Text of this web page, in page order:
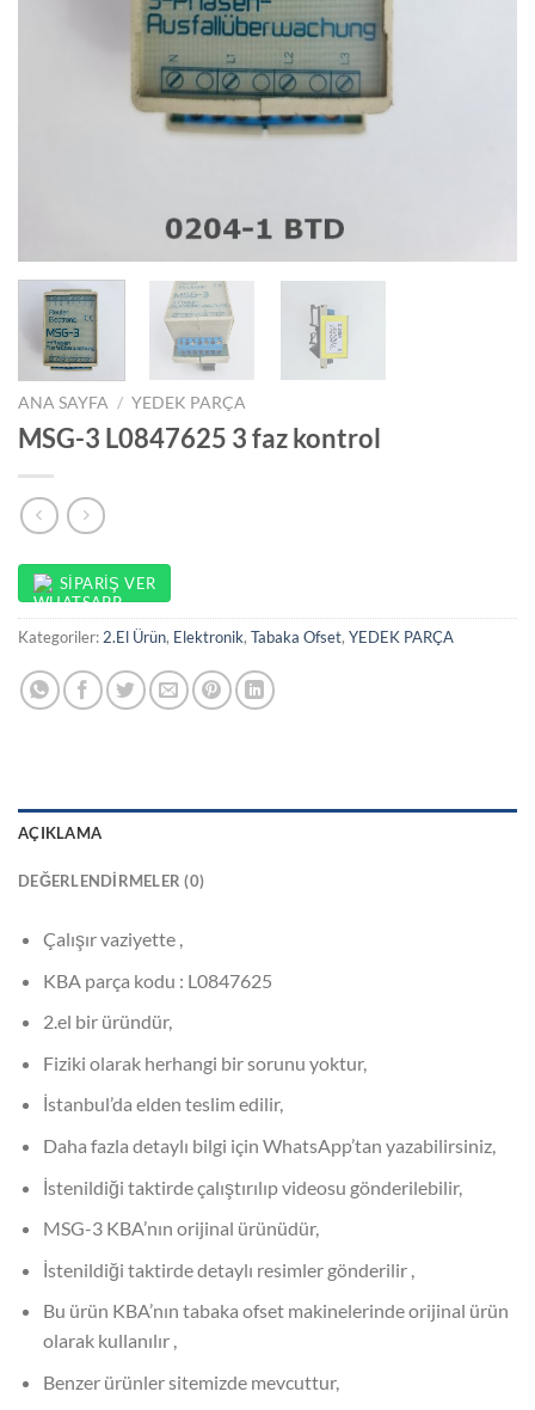
ANA SAYFA / YEDEK PARÇA
MSG-3 L0847625 3 faz kontrol
SIPARIŞ VER
Kategoriler: 2.El Ürün, Elektronik, Tabaka Ofset, YEDEK PARÇA
AÇIKLAMA
DEĞERLENDIRMELER (0)
Çalışır vaziyette ,
KBA parça kodu : L0847625
2.el bir üründür,
Fiziki olarak herhangi bir sorunu yoktur,
İstanbul’da elden teslim edilir,
Daha fazla detaylı bilgi için WhatsApp’tan yazabilirsiniz,
İstenildiği taktirde çalıştırılıp videosu gönderilebilir,
MSG-3 KBA’nın orijinal ürünüdür,
İstenildiği taktirde detaylı resimler gönderilir ,
Bu ürün KBA’nın tabaka ofset makinelerinde orijinal ürün
olarak kullanılır ,
Benzer ürünler sitemizde mevcuttur,